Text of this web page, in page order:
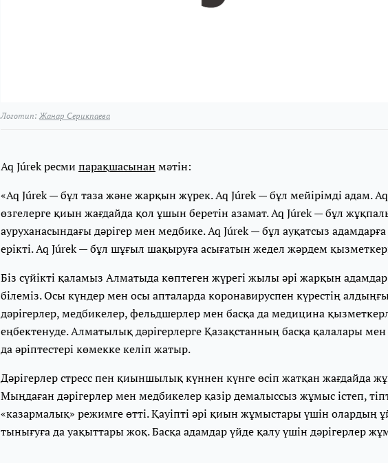
Логотип: Жанар Серикпаева
Aq Júrek ресми парақшасынан мәтін:
«Aq Júrek — бұл таза және жарқын жүрек. Aq Júrek — бұл мейірімді адам.
өзгелерге қиын жағдайда қол ұшын беретін азамат. Aq Júrek — бұл
ауруханасындағы дәрігер мен медбике. Aq Júrek — бұл ауқатсыз
ерікті. Aq Júrek — бұл шұғыл шақыруға асығатын жедел жәрдем
Біз сүйікті қаламыз Алматыда көптеген жүрегі жылы әрі жарқын адамдар
білеміз. Осы күндер мен осы апталарда коронавируспен күрестің
дәрігерлер, медбикелер, фельдшерлер мен басқа да медицина
еңбектенуде. Алматылық дәрігерлерге Қазақстанның басқа қалалары
да әріптестері көмекке келіп жатыр.⠀
Дәрігерлер стресс пен қиыншылық күннен күнге өсіп жатқан жағдайда
Мыңдаған дәрігерлер мен медбикелер қазір демалыссыз жұмыс істеп,
«казармалық» режимге өтті. Қауіпті әрі қиын жұмыстары үшін олардың
тынығуға да уақыттары жоқ. Басқа адамдар үйде қалу үшін дәрігерлер